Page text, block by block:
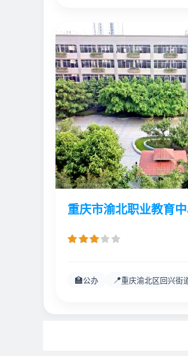
重庆市渝北职业教育
🏫公办 📍重庆渝北区回兴街